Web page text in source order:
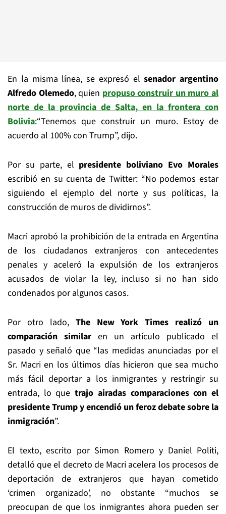
En la misma línea, se expresó elsenador argentino
Alfredo Olemedo, quien propuso construir un muro al
norte de la provincia de Salta, en la frontera con
Bolivia:“Tenemos que construir un muro. Estoy de
acuerdo al 100% con Trump”, dijo.
Por su parte, el presidente boliviano Evo Morales
escribió en su cuenta de Twitter: “No podemos estar
siguiendo el ejemplo del norte y sus políticas, la
construcción de muros de dividirnos”.
Macri aprobó la prohibición de la entrada en Argentina
de los ciudadanos extranjeros con antecedentes
penales y aceleró la expulsión de los extranjeros
acusados de violar la ley, incluso si no han sido
condenados por algunos casos.
Por otro lado, The New York Times realizó un
comparación similar en un artículo publicado el
pasado y señaló que “las medidas anunciadas por el
Sr. Macri en los últimos días hicieron que sea mucho
más fácil deportar a los inmigrantes y restringir su
entrada, lo quetrajo airadas comparaciones con el
presidente Trump y encendió un feroz debate sobre la
inmigración”.
El texto, escrito por Simon Romero y Daniel Politi,
detalló que el decreto de Macri acelera los procesos de
deportación de extranjeros que hayan cometido
‘crimen organizado’, no obstante “muchos se
preocupan de que los inmigrantes ahora pueden ser